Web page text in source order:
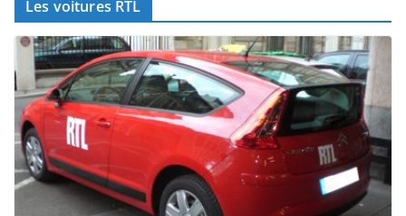
Les voitures RTL